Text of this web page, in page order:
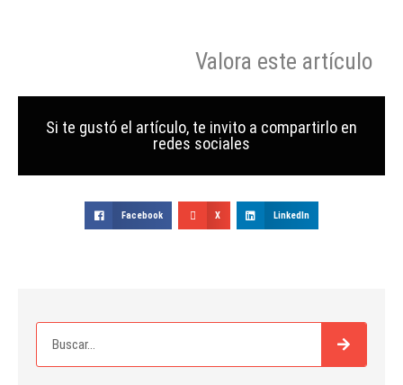
Valora este artículo
Si te gustó el artículo, te invito a compartirlo en
redes sociales
Facebook X LinkedIn